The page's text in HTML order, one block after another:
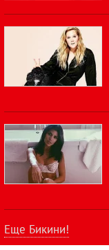
Еще Бикини!